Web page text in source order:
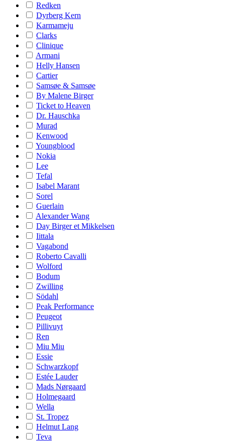
Redken
Dyrberg Kern
Karmameju
Clarks
Clinique
Armani
Helly Hansen
Cartier
Samsøe & Samsøe
By Malene Birger
Ticket to Heaven
Dr. Hauschka
Murad
Kenwood
Youngblood
Nokia
Lee
Tefal
Isabel Marant
Sorel
Guerlain
Alexander Wang
Day Birger et Mikkelsen
Iittala
Vagabond
Roberto Cavalli
Wolford
Bodum
Zwilling
Södahl
Peak Performance
Peugeot
Pillivuyt
Ren
Miu Miu
Essie
Schwarzkopf
Estée Lauder
Mads Nørgaard
Holmegaard
Wella
St. Tropez
Helmut Lang
Teva